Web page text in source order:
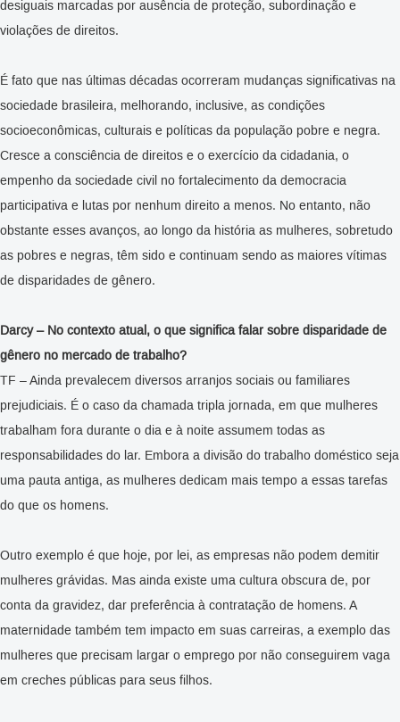
desiguais marcadas por ausência de proteção, subordinação e
violações de direitos.
É fato que nas últimas décadas ocorreram mudanças significativas na
sociedade brasileira, melhorando, inclusive, as condições
socioeconômicas, culturais e políticas da população pobre e negra.
Cresce a consciência de direitos e o exercício da cidadania, o
empenho da sociedade civil no fortalecimento da democracia
participativa e lutas por nenhum direito a menos. No entanto, não
obstante esses avanços, ao longo da história as mulheres, sobretudo
as pobres e negras, têm sido e continuam sendo as maiores vítimas
de disparidades de gênero.
Darcy – No contexto atual, o que significa falar sobre disparidade de
gênero no mercado de trabalho?
TF – Ainda prevalecem diversos arranjos sociais ou familiares
prejudiciais. É o caso da chamada tripla jornada, em que mulheres
trabalham fora durante o dia e à noite assumem todas as
responsabilidades do lar. Embora a divisão do trabalho doméstico seja
uma pauta antiga, as mulheres dedicam mais tempo a essas tarefas
do que os homens.
Outro exemplo é que hoje, por lei, as empresas não podem demitir
mulheres grávidas. Mas ainda existe uma cultura obscura de, por
conta da gravidez, dar preferência à contratação de homens. A
maternidade também tem impacto em suas carreiras, a exemplo das
mulheres que precisam largar o emprego por não conseguirem vaga
em creches públicas para seus filhos.